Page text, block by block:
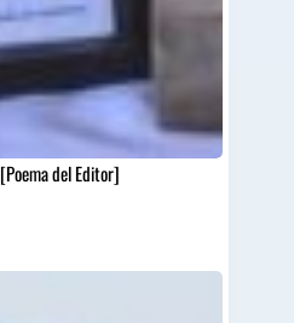
[Poema del Editor]